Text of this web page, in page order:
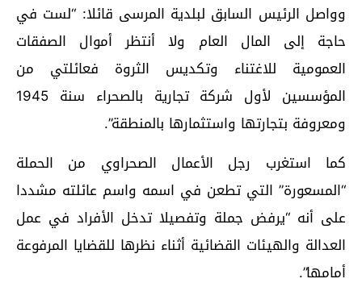
وواصل الرئيس السابق لبلدية المرسى قائلا: “لست في
حاجة إلى المال العام ولا أنتظر أموال الصفقات
العمومية للاغتناء وتكديس الثروة فعائلتي من
المؤسسين لأول شركة تجارية بالصحراء سنة 1945
ومعروفة بتجارتها واستثمارها بالمنطقة”.
كما استغرب رجل الأعمال الصحراوي من الحملة
“المسعورة” التي تطعن في اسمه واسم عائلته مشددا
على أنه “يرفض جملة وتفصيلا تدخل الأفراد في عمل
العدالة والهيئات القضائية أثناء نظرها للقضايا المرفوعة
أمامها”.